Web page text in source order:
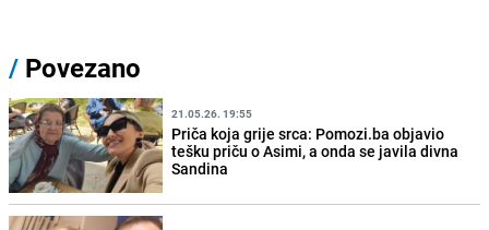
/ Povezano
21.05.26. 19:55
Priča koja grije srca: Pomozi.ba objavio
tešku priču o Asimi, a onda se javila divna
Sandina